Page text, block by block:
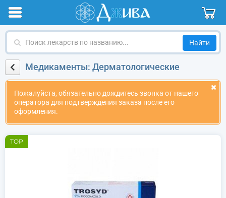
Поиск
по
названиюМедикаменты: Дерматологические
Пожалуйста, обязательно дождитесь звонка от нашего
оператора для подтверждения заказа после его
оформления.
TOP